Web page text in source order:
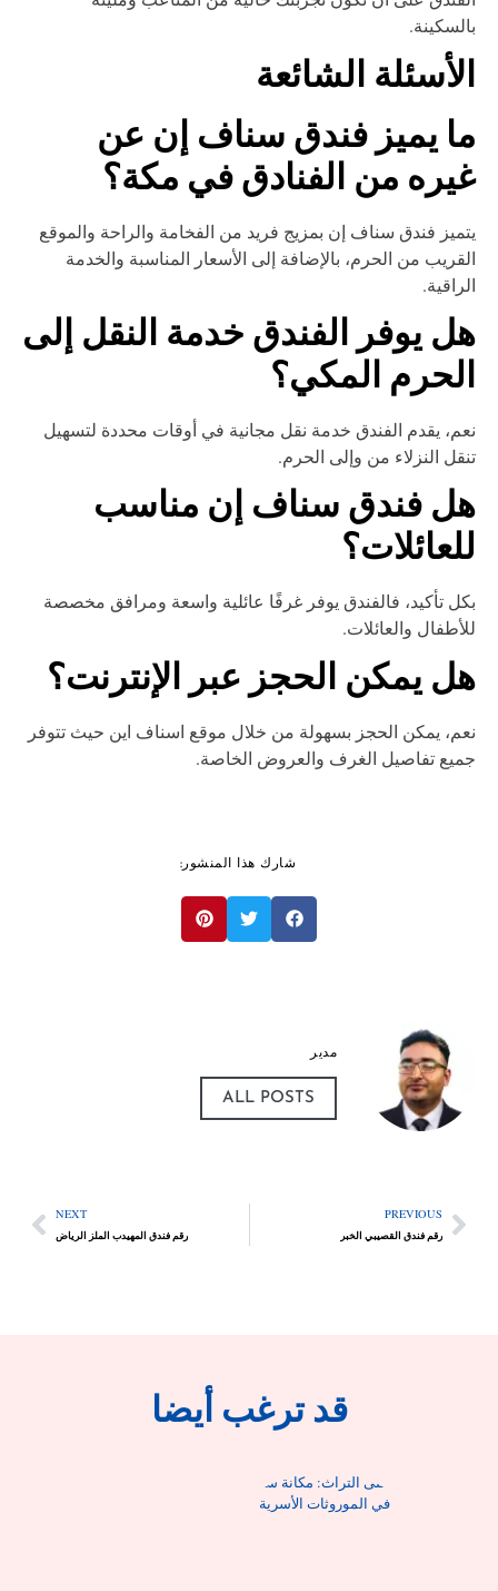
الشائعة
يميز فندق سناف إن عن
من الفنادق في مكة؟
فندق سناف إن بمزيج فريد من الفخامة والراحة والموقع
من الحرم، بالإضافة إلى الأسعار المناسبة والخدمة
يوفر الفندق خدمة النقل إلى
المكي؟
يقدم الفندق خدمة نقل مجانية في أوقات محددة لتسهيل
النزلاء من وإلى الحرم.
فندق سناف إن مناسب
تأكيد، فالفندق يوفر غرفًا عائلية واسعة ومرافق مخصصة
والعائلات.
يمكن الحجز عبر الإنترنت؟
يمكن الحجز بسهولة من خلال موقع اسناف این حيث تتوفر
تفاصيل الغرف والعروض الخاصة.
شارك هذا المنشور:
ALL POSTS
PREVIOUS
رقم فندق القصيبي الخبر
NEXT
رقم فندق المهيدب الملز الرياض
قد ترغب أيضا